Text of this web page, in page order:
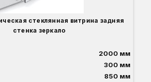
стеклянная витрина задняя
стенка зеркало
2000 мм
300 мм
850 мм